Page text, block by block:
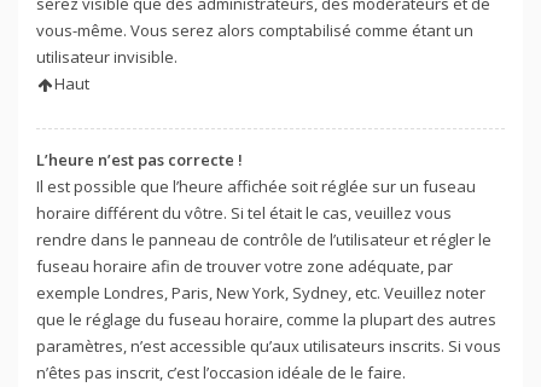
vous-même. Vous serez alors comptabilisé comme étant un
utilisateur invisible.
Haut
L’heure n’est pas correcte !
Il est possible que l’heure affichée soit réglée sur un fuseau
horaire différent du vôtre. Si tel était le cas, veuillez vous
rendre dans le panneau de contrôle de l’utilisateur et régler le
fuseau horaire afin de trouver votre zone adéquate, par
exemple Londres, Paris, New York, Sydney, etc. Veuillez noter
que le réglage du fuseau horaire, comme la plupart des autres
paramètres, n’est accessible qu’aux utilisateurs inscrits. Si vous
n’êtes pas inscrit, c’est l’occasion idéale de le faire.